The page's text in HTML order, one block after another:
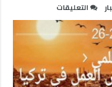
التعليقات
أكتوبر
2016
:
موعد
الباحثين